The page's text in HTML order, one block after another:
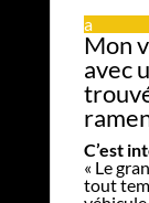
a
Mon
avec
C’est
« Le
tout